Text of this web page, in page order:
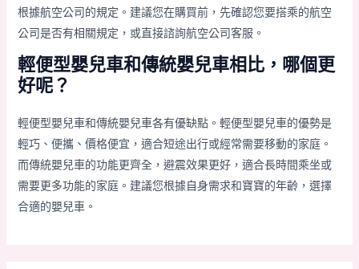
根據航空公司的規定。建議您在購買前，先確認您要搭乘的航空
公司是否有相關規定，或直接諮詢航空公司客服。
輕便型嬰兒車和傳統嬰兒車相比，哪個更
好呢？
輕便型嬰兒車和傳統嬰兒車各有優缺點。輕便型嬰兒車的優勢是
輕巧、便攜、價格便宜，適合短途出行或經常需要移動的家庭。
而傳統嬰兒車的功能更齊全，避震效果更好，適合長時間乘坐或
需要更多功能的家庭。建議您根據自身需求和寶寶的年齡，選擇
合適的嬰兒車。